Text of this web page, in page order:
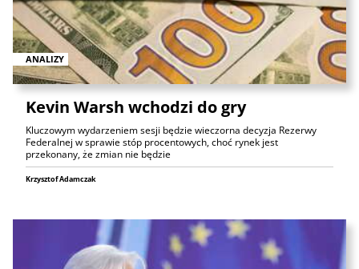
ANALIZY
Kevin Warsh wchodzi do gry
Kluczowym wydarzeniem sesji będzie wieczorna decyzja Rezerwy
Federalnej w sprawie stóp procentowych, choć rynek jest
przekonany, że zmian nie będzie
Krzysztof Adamczak